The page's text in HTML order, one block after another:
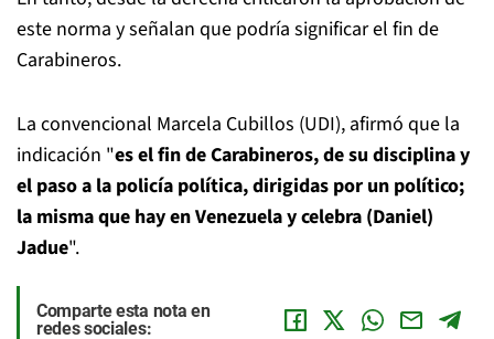
este norma y señalan que podría significar el fin de
Carabineros.
La convencional Marcela Cubillos (UDI), afirmó que la
indicación "es el fin de Carabineros, de su disciplina y
el paso a la policía política, dirigidas por un político;
la misma que hay en Venezuela y celebra (Daniel)
Jadue".
Comparte esta nota en
redes sociales: